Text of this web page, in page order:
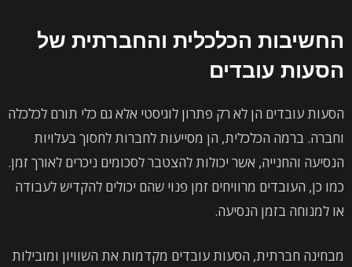
החשיבות הכלכלית והחברתית של
הסעות עובדים
הסעות עובדים הן לא רק פתרון לוגיסטי אלא גם כלי תורם לכלכלה
וחברה. ברמה הכלכלית, הן מסייעות לחברות לחסוך בעלויות
הנסיעה והחנייה, אשר יכולות להצטבר לסכומים ניכרים לאורך זמן.
כמו כן, העובדים מרוויחים זמן פנוי שהם יכולים להקדיש לעבודה
או למנוחה בזמן הנסיעה.
מבחינה חברתית, הסעות עובדים מקדמות את השוויון ומובילות